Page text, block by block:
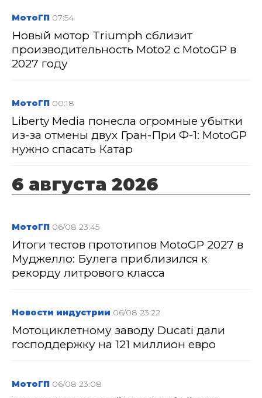
МотоГП 07:54
Новый мотор Triumph сблизит
производительность Moto2 с MotoGP в
2027 году
МотоГП 00:18
Liberty Media понесла огромные убытки
из-за отмены двух Гран-При Ф-1: MotoGP
нужно спасать Катар
6 августа 2026
МотоГП 06/08 23:45
Итоги тестов прототипов MotoGP 2027 в
Муджелло: Булега приблизился к
рекорду литрового класса
Новости индустрии 06/08 23:22
Мотоциклетному заводу Ducati дали
господдержку на 121 миллион евро
МотоГП 06/08 23:08